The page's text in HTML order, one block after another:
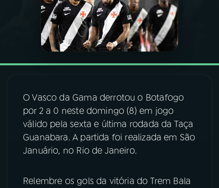
PODCASTS
VIDEOCASTS
08FESTIVAL DE MÚSICA
ACOMPANHE A RÁDIO NACIONAL
YouTube Facebook
Instagram X
O Vasco da Gama derrotou o Botafogo
por 2 a 0 neste domingo (8) em jogo
válido pela sexta e última rodada da Taça
Guanabara. A partida foi realizada em São
Januário, no Rio de Janeiro.
Relembre os gols da vitória do Trem Bala